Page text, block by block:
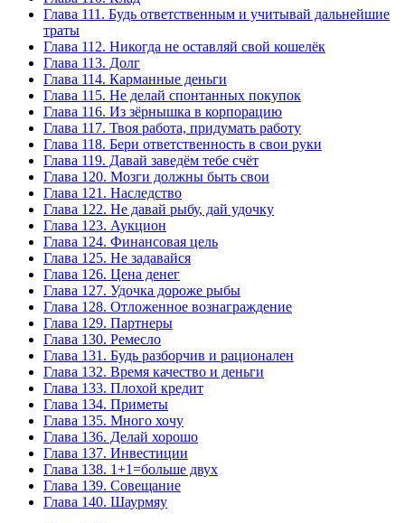
Глава 111. Будь ответственным и учитывай дальнейшие
траты
Глава 112. Никогда не оставляй свой кошелёк
Глава 113. Долг
Глава 114. Карманные деньги
Глава 115. Не делай спонтанных покупок
Глава 116. Из зёрнышка в корпорацию
Глава 117. Твоя работа, придумать работу
Глава 118. Бери ответственность в свои руки
Глава 119. Давай заведём тебе счёт
Глава 120. Мозги должны быть свои
Глава 121. Наследство
Глава 122. Не давай рыбу, дай удочку
Глава 123. Аукцион
Глава 124. Финансовая цель
Глава 125. Не задавайся
Глава 126. Цена денег
Глава 127. Удочка дороже рыбы
Глава 128. Отложенное вознаграждение
Глава 129. Партнеры
Глава 130. Ремесло
Глава 131. Будь разборчив и рационален
Глава 132. Время качество и деньги
Глава 133. Плохой кредит
Глава 134. Приметы
Глава 135. Много хочу
Глава 136. Делай хорошо
Глава 137. Инвестиции
Глава 138. 1+1=больше двух
Глава 139. Совещание
Глава 140. Шаурмяу